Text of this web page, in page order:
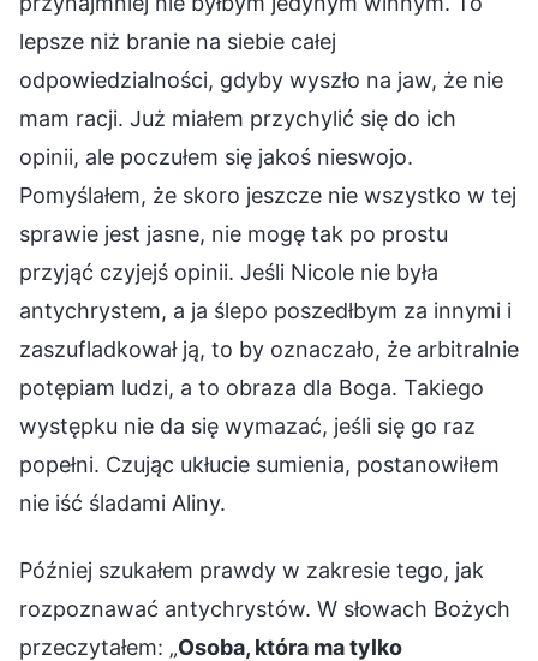
lepsze niż branie na siebie całej
odpowiedzialności, gdyby wyszło na jaw, że nie
mam racji. Już miałem przychylić się do ich
opinii, ale poczułem się jakoś nieswojo.
Pomyślałem, że skoro jeszcze nie wszystko w tej
sprawie jest jasne, nie mogę tak po prostu
przyjąć czyjejś opinii. Jeśli Nicole nie była
antychrystem, a ja ślepo poszedłbym za innymi i
zaszufladkował ją, to by oznaczało, że arbitralnie
potępiam ludzi, a to obraza dla Boga. Takiego
występku nie da się wymazać, jeśli się go raz
popełni. Czując ukłucie sumienia, postanowiłem
nie iść śladami Aliny.
Później szukałem prawdy w zakresie tego, jak
rozpoznawać antychrystów. W słowach Bożych
przeczytałem: „Osoba, która ma tylko